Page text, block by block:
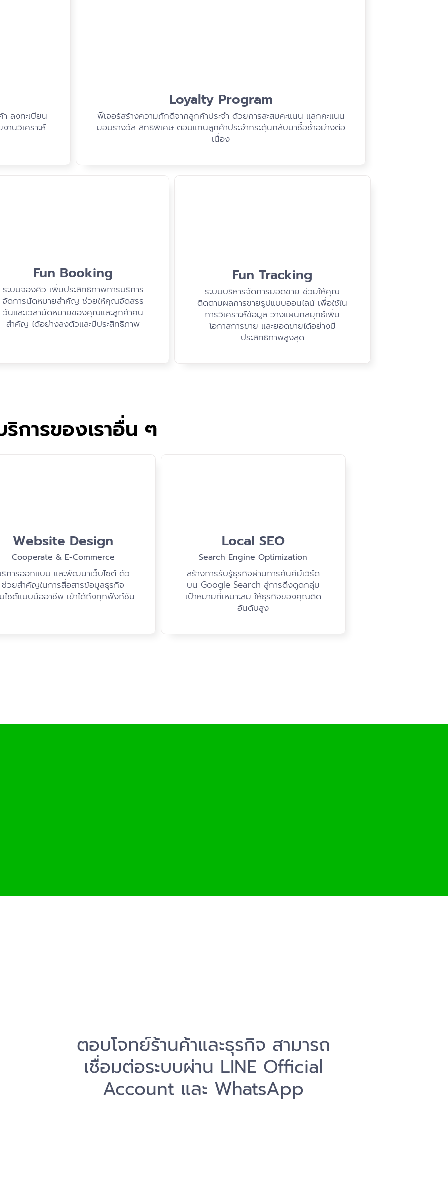
ลงทะเบียน
นวิเคราะห์
Loyalty Program
ฟีเจอร์สร้างความภักดีจากลูกค้าประจำ ด้วยการสะสมคะแนน แลกคะแนน
มอบรางวัล สิทธิพิเศษ ตอบแทนลูกค้าประจำกระตุ้นกลับมาซื้อซ้ำอย่างต่อ
เนื่อง
Fun Booking
ระบบจองคิว เพิ่มประสิทธิภาพการบริการ
จัดการนัดหมายสำคัญ ช่วยให้คุณจัดสรร
วันและเวลานัดหมายของคุณและลูกค้าคน
สำคัญ ได้อย่างลงตัวและมีประสิทธิภาพ
Fun Tracking
ระบบบริหารจัดการยอดขาย ช่วยให้คุณ
ติดตามผลการขายรูปแบบออนไลน์ เพื่อใช้ใน
การวิเคราะห์ข้อมูล วางแผนกลยุทธ์เพิ่ม
โอกาสการขาย และยอดขายได้อย่างมี
ประสิทธิภาพสูงสุด
ริการของเราอื่น ๆ
Website Design
Cooperate & E-Commerce
การออกแบบ และพัฒนาเว็บไซต์ ตัว
ช่วยสำคัญในการสื่อสารข้อมูลธุรกิจ
ไซต์แบบมืออาชีพ เข้าได้ถึงทุกฟังก์ชัน
Local SEO
Search Engine Optimization
สร้างการรับรู้ธุรกิจผ่านการค้นคีย์เวิร์ด
บน Google Search สู่การดึงดูดกลุ่ม
เป้าหมายที่เหมาะสม ให้ธุรกิจของคุณติด
อันดับสูง
ตอบโจทย์ร้านค้าและธุรกิจ สามารถ
เชื่อมต่อระบบผ่าน LINE Official
Account และ WhatsApp